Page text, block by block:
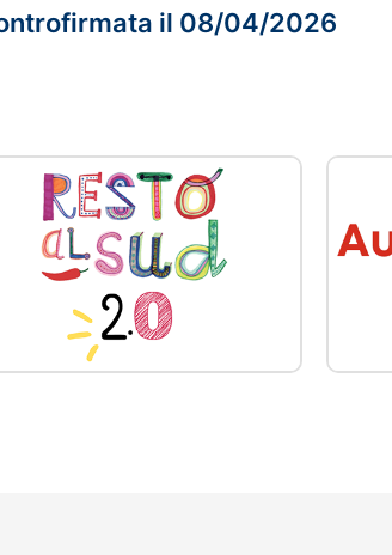
il 08/04/2026